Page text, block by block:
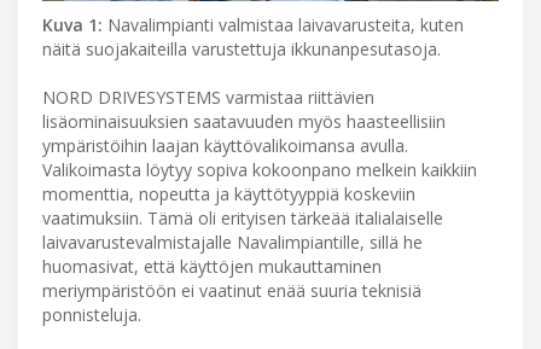
Kuva 1: Navalimpianti valmistaa laivavarusteita, kuten
näitä suojakaiteilla varustettuja ikkunanpesutasoja.
NORD DRIVESYSTEMS varmistaa riittävien
lisäominaisuuksien saatavuuden myös haasteellisiin
ympäristöihin laajan käyttövalikoimansa avulla.
Valikoimasta löytyy sopiva kokoonpano melkein kaikkiin
momenttia, nopeutta ja käyttötyyppiä koskeviin
vaatimuksiin. Tämä oli erityisen tärkeää italialaiselle
laivavarustevalmistajalle Navalimpiantille, sillä he
huomasivat, että käyttöjen mukauttaminen
meriympäristöön ei vaatinut enää suuria teknisiä
ponnisteluja.